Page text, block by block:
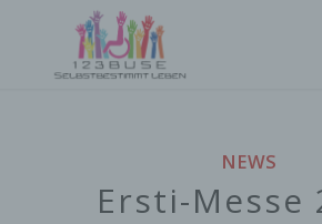
NEWS
Ersti-Messe